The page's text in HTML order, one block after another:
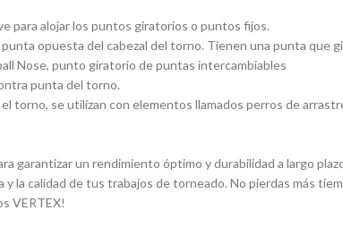
para alojar los puntos giratorios o puntos fijos.
opuesta del cabezal del torno. Tienen una punta que
Nose, punto giratorio de puntas intercambiables
punta del torno.
torno, se utilizan con elementos llamados perros de
un rendimiento óptimo y durabilidad a largo
la calidad de tus trabajos de torneado. No pierdas más
VERTEX!